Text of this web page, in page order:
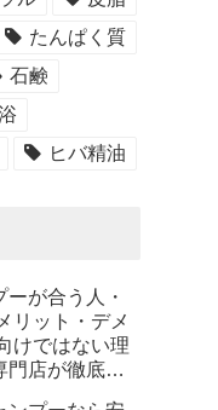
たんぱく質
石鹸
ヒバ精油
が合う人・
リット・デメ
けではない理
門店が徹底解